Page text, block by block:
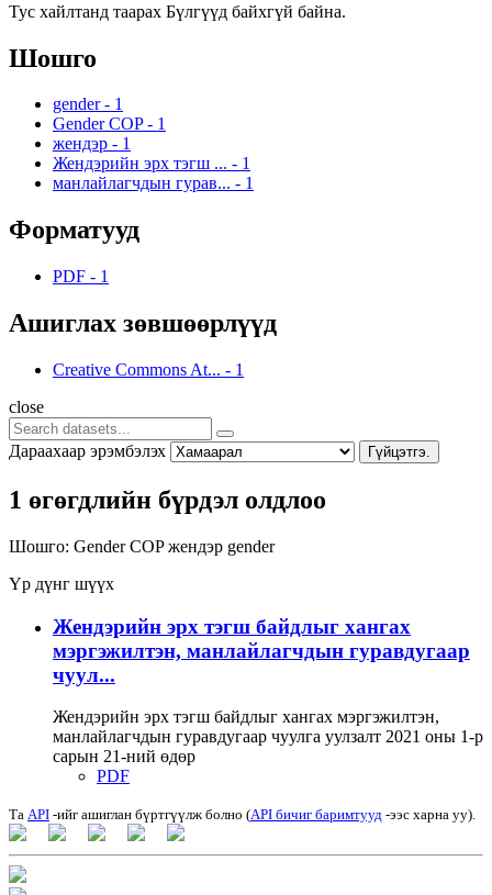
Тус хайлтанд таарах Бүлгүүд байхгүй байна.
Шошго
gender - 1
Gender COP - 1
жендэр - 1
Жендэрийн эрх тэгш ... - 1
манлайлагчдын гурав... - 1
Форматууд
PDF - 1
Ашиглах зөвшөөрлүүд
Creative Commons At... - 1
close
Дараахаар эрэмбэлэх Гүйцэтгэ.
1 өгөгдлийн бүрдэл олдлоо
Шошго: Gender COPжендэр gender
Үр дүнг шүүх
Жендэрийн эрх тэгш байдлыг хангах
мэргэжилтэн, манлайлагчдын гуравдугаар
чуул...
Жендэрийн эрх тэгш байдлыг хангах мэргэжилтэн,
манлайлагчдын гуравдугаар чуулга уулзалт 2021 оны 1-р
сарын 21-ний өдөр
PDF
Та API -ийг ашиглан бүртгүүлж болно (API бичиг баримтууд -ээс харна уу).